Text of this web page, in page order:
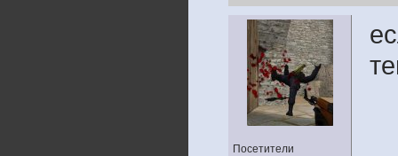
Посетители